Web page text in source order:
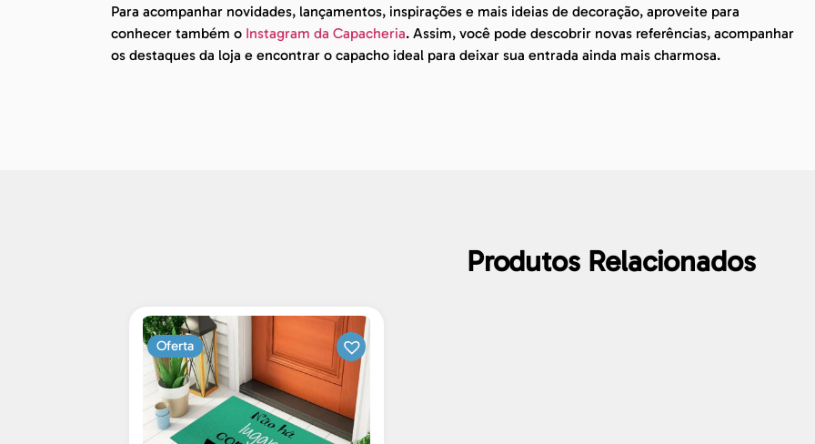
Para acompanhar novidades, lançamentos, inspirações e mais ideias de decoração, aproveite para
conhecer também o Instagram da Capacheria. Assim, você pode descobrir novas referências, acompanhar
os destaques da loja e encontrar o capacho ideal para deixar sua entrada ainda mais charmosa.
Produtos Relacionados
Oferta